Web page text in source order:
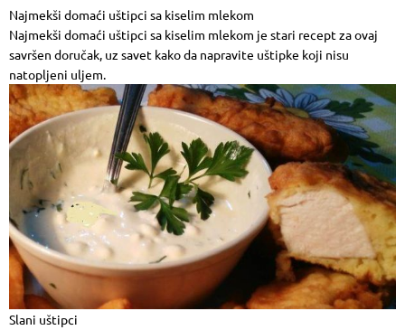
Najmekši domaći uštipci sa kiselim mlekom
Najmekši domaći uštipci sa kiselim mlekom je stari recept za ovaj
savršen doručak, uz savet kako da napravite uštipke koji nisu
natopljeni uljem.
Slani uštipci